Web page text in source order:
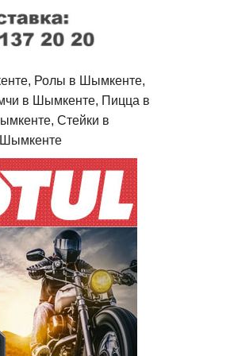
Ролы в Шымкенте,
в Шымкенте, Пицца в
Стейки в